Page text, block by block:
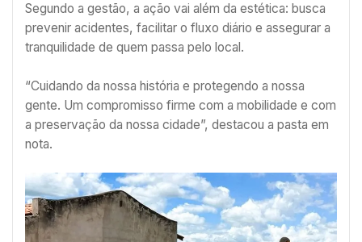
Segundo a gestão, a ação vai além da estética: busca
prevenir acidentes, facilitar o fluxo diário e assegurar a
tranquilidade de quem passa pelo local.
“Cuidando da nossa história e protegendo a nossa
gente. Um compromisso firme com a mobilidade e com
a preservação da nossa cidade”, destacou a pasta em
nota.